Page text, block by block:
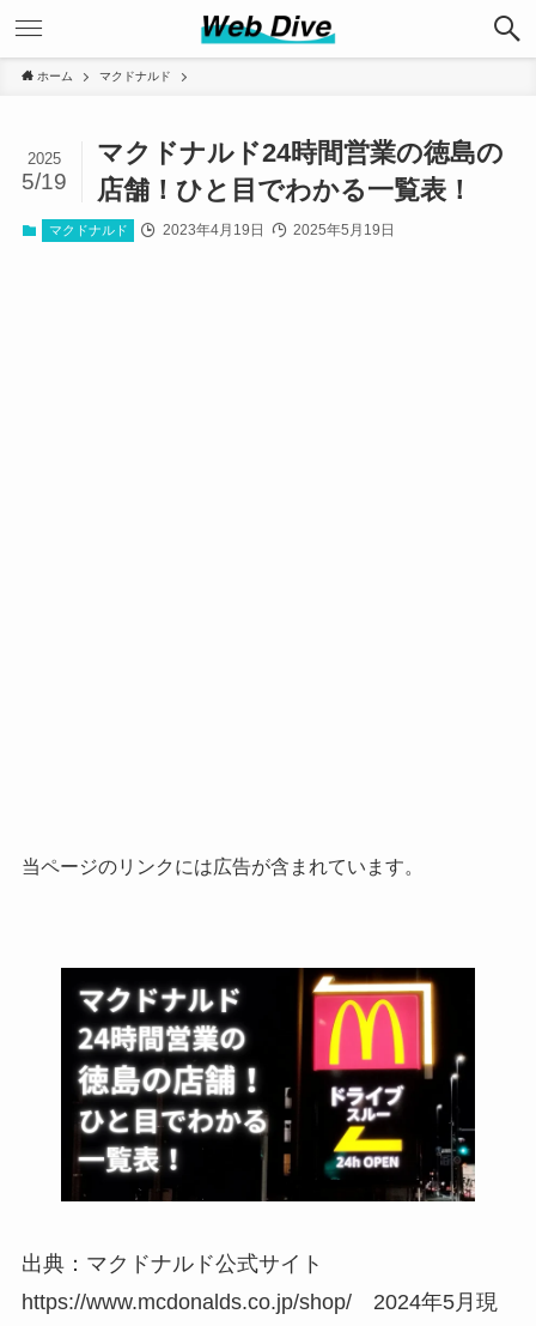
ホーム マクドナルド
マクドナルド24時間営業の徳島の
店舗！ひと目でわかる一覧表！
2025
5/19
マクドナルド 2023年4月19日 2025年5月19日
当ページのリンクには広告が含まれています。
出典：マクドナルド公式サイト
https://www.mcdonalds.co.jp/shop/ 2024年5月現